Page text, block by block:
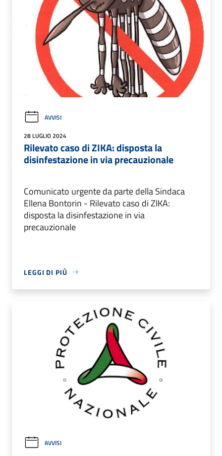
AVVISI
28 LUGLIO 2024
Rilevato caso di ZIKA: disposta la
disinfestazione in via precauzionale
Comunicato urgente da parte della Sindaca
Ellena Bontorin - Rilevato caso di ZIKA:
disposta la disinfestazione in via
precauzionale
LEGGI DI PIÙ
AVVISI